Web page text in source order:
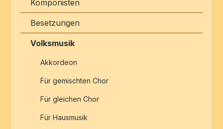
Komponisten
Besetzungen
Volksmusik
Akkordeon
Für gemischten Chor
Für gleichen Chor
Für Hausmusik